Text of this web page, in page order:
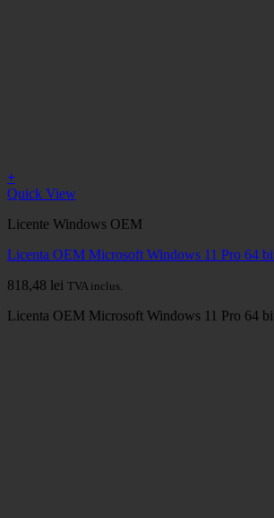
+
Quick View
Licente Windows OEM
Licenta OEM Microsoft Windows 11 Pro 64
818,48 lei TVA inclus.
Licenta OEM Microsoft Windows 11 Pro 64